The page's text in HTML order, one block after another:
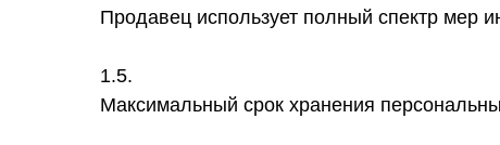
Продавец использует полный спектр мер
1.5.
Максимальный срок хранения